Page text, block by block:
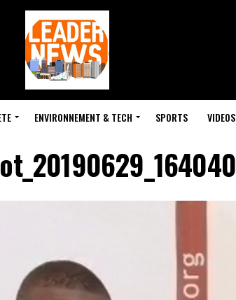
ENVIRONNEMENT & TECH SPORTS VIDEOS